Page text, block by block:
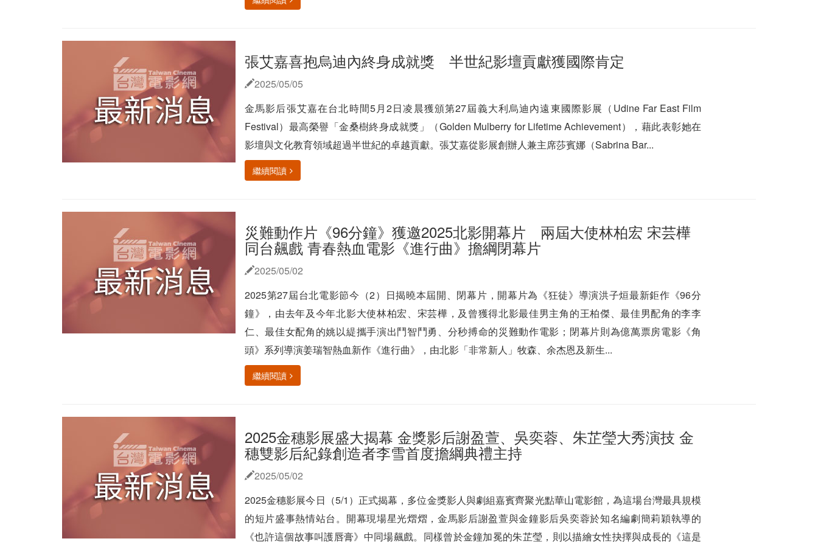
張艾嘉喜抱烏迪內終身成就獎 半世紀影壇貢獻獲國際肯定
2025/05/05
金馬影后張艾嘉在台北時間5月2日凌晨獲頒第27屆義大利烏迪內遠東國際影展（Udine Far East Film
Festival）最高榮譽「金桑樹終身成就獎」（Golden Mulberry for Lifetime Achievement），藉此表彰她在
影壇與文化教育領域超過半世紀的卓越貢獻。張艾嘉從影展創辦人兼主席莎賓娜（Sabrina Bar...
繼續閱讀
災難動作片《96分鐘》獲邀2025北影開幕片 兩屆大使林柏宏 宋芸樺
同台飆戲 青春熱血電影《進行曲》擔綱閉幕片
2025/05/02
2025第27屆台北電影節今（2）日揭曉本屆開、閉幕片，開幕片為《狂徒》導演洪子烜最新鉅作《96分
鐘》，由去年及今年北影大使林柏宏、宋芸樺，及曾獲得北影最佳男主角的王柏傑、最佳男配角的李李
仁、最佳女配角的姚以緹攜手演出鬥智鬥勇、分秒搏命的災難動作電影；閉幕片則為億萬票房電影《角
頭》系列導演姜瑞智熱血新作《進行曲》，由北影「非常新人」牧森、余杰恩及新生...
繼續閱讀
2025金穗影展盛大揭幕 金獎影后謝盈萱、吳奕蓉、朱芷瑩大秀演技 金
穗雙影后紀錄創造者李雪首度擔綱典禮主持
2025/05/02
2025金穗影展今日（5/1）正式揭幕，多位金獎影人與劇組嘉賓齊聚光點華山電影館，為這場台灣最具規模
的短片盛事熱情站台。開幕現場星光熠熠，金馬影后謝盈萱與金鐘影后吳奕蓉於知名編劇簡莉穎執導的
《也許這個故事叫護唇膏》中同場飆戲。同樣曾於金鐘加冕的朱芷瑩，則以描繪女性抉擇與成長的《這是